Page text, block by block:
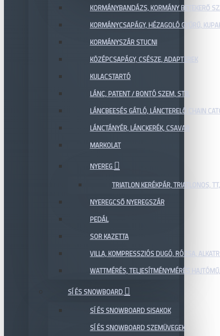
KORMÁNYBANDÁZS, KORMÁNY BETEKERŐ
KORMÁNYCSAPÁGY, HÉZAGOLÓ GYŰRŰ,
KORMÁNYSZÁR STUCNI
KÖZÉPCSAPÁGY, CSÉSZE, ADAPTEREK
KULACSTARTÓ
LÁNC, PATENT / BONTÓ SZEM, STB.
LÁNCBEESÉS GÁTLÓ, LÁNCTERELŐ CHAIN
LÁNCTÁNYÉR, LÁNCKERÉK, CSAVAR
MARKOLAT
NYEREG
TRIATLON KERÉKPÁR, TRIATLONOS,
NYEREGCSŐ NYEREGSZÁR
PEDÁL
SOR KAZETTA
VILLA, KOMPRESSZIÓS DUGÓ, RÓZSA,
WATTMÉRÉS, TELJESÍTMÉNYMÉRÉS
SÍ ÉS SNOWBOARD
SÍ ÉS SNOWBOARD SISAKOK
SÍ ÉS SNOWBOARD SZEMÜVEGEK